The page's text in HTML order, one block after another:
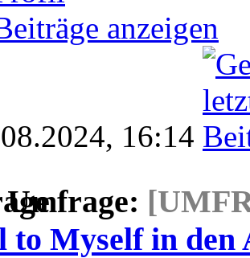
anzeigen
16:14
Umfrage:
to Myself in den